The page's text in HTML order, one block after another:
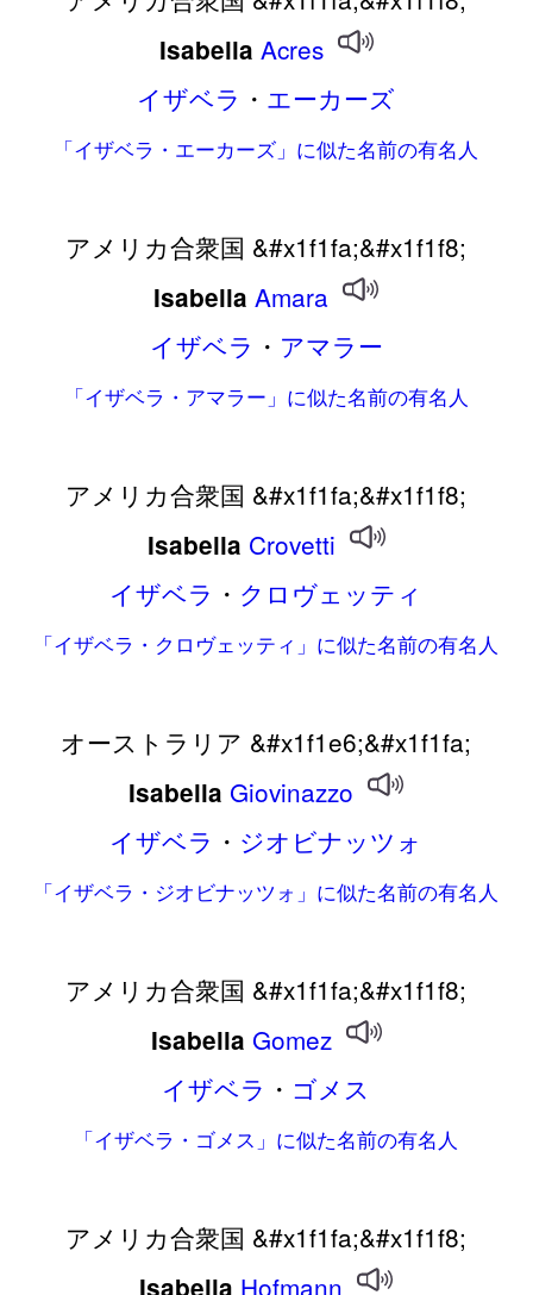
Isabella Acres
イザベラ ・ エーカーズ
「イザベラ・エーカーズ」に似た名前の有名人
アメリカ合衆国 &#x1f1fa;&#x1f1f8;
Isabella Amara
イザベラ ・ アマラー
「イザベラ・アマラー」に似た名前の有名人
アメリカ合衆国 &#x1f1fa;&#x1f1f8;
Isabella Crovetti
イザベラ ・ クロヴェッティ
「イザベラ・クロヴェッティ」に似た名前の有名人
オーストラリア &#x1f1e6;&#x1f1fa;
Isabella Giovinazzo
イザベラ ・ ジオビナッツォ
「イザベラ・ジオビナッツォ」に似た名前の有名人
アメリカ合衆国 &#x1f1fa;&#x1f1f8;
Isabella Gomez
イザベラ ・ ゴメス
「イザベラ・ゴメス」に似た名前の有名人
アメリカ合衆国 &#x1f1fa;&#x1f1f8;
Isabella Hofmann